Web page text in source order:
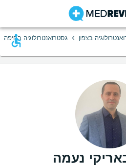
בצפון › גסטרואנטרולוגיה בחיפה
נעמה